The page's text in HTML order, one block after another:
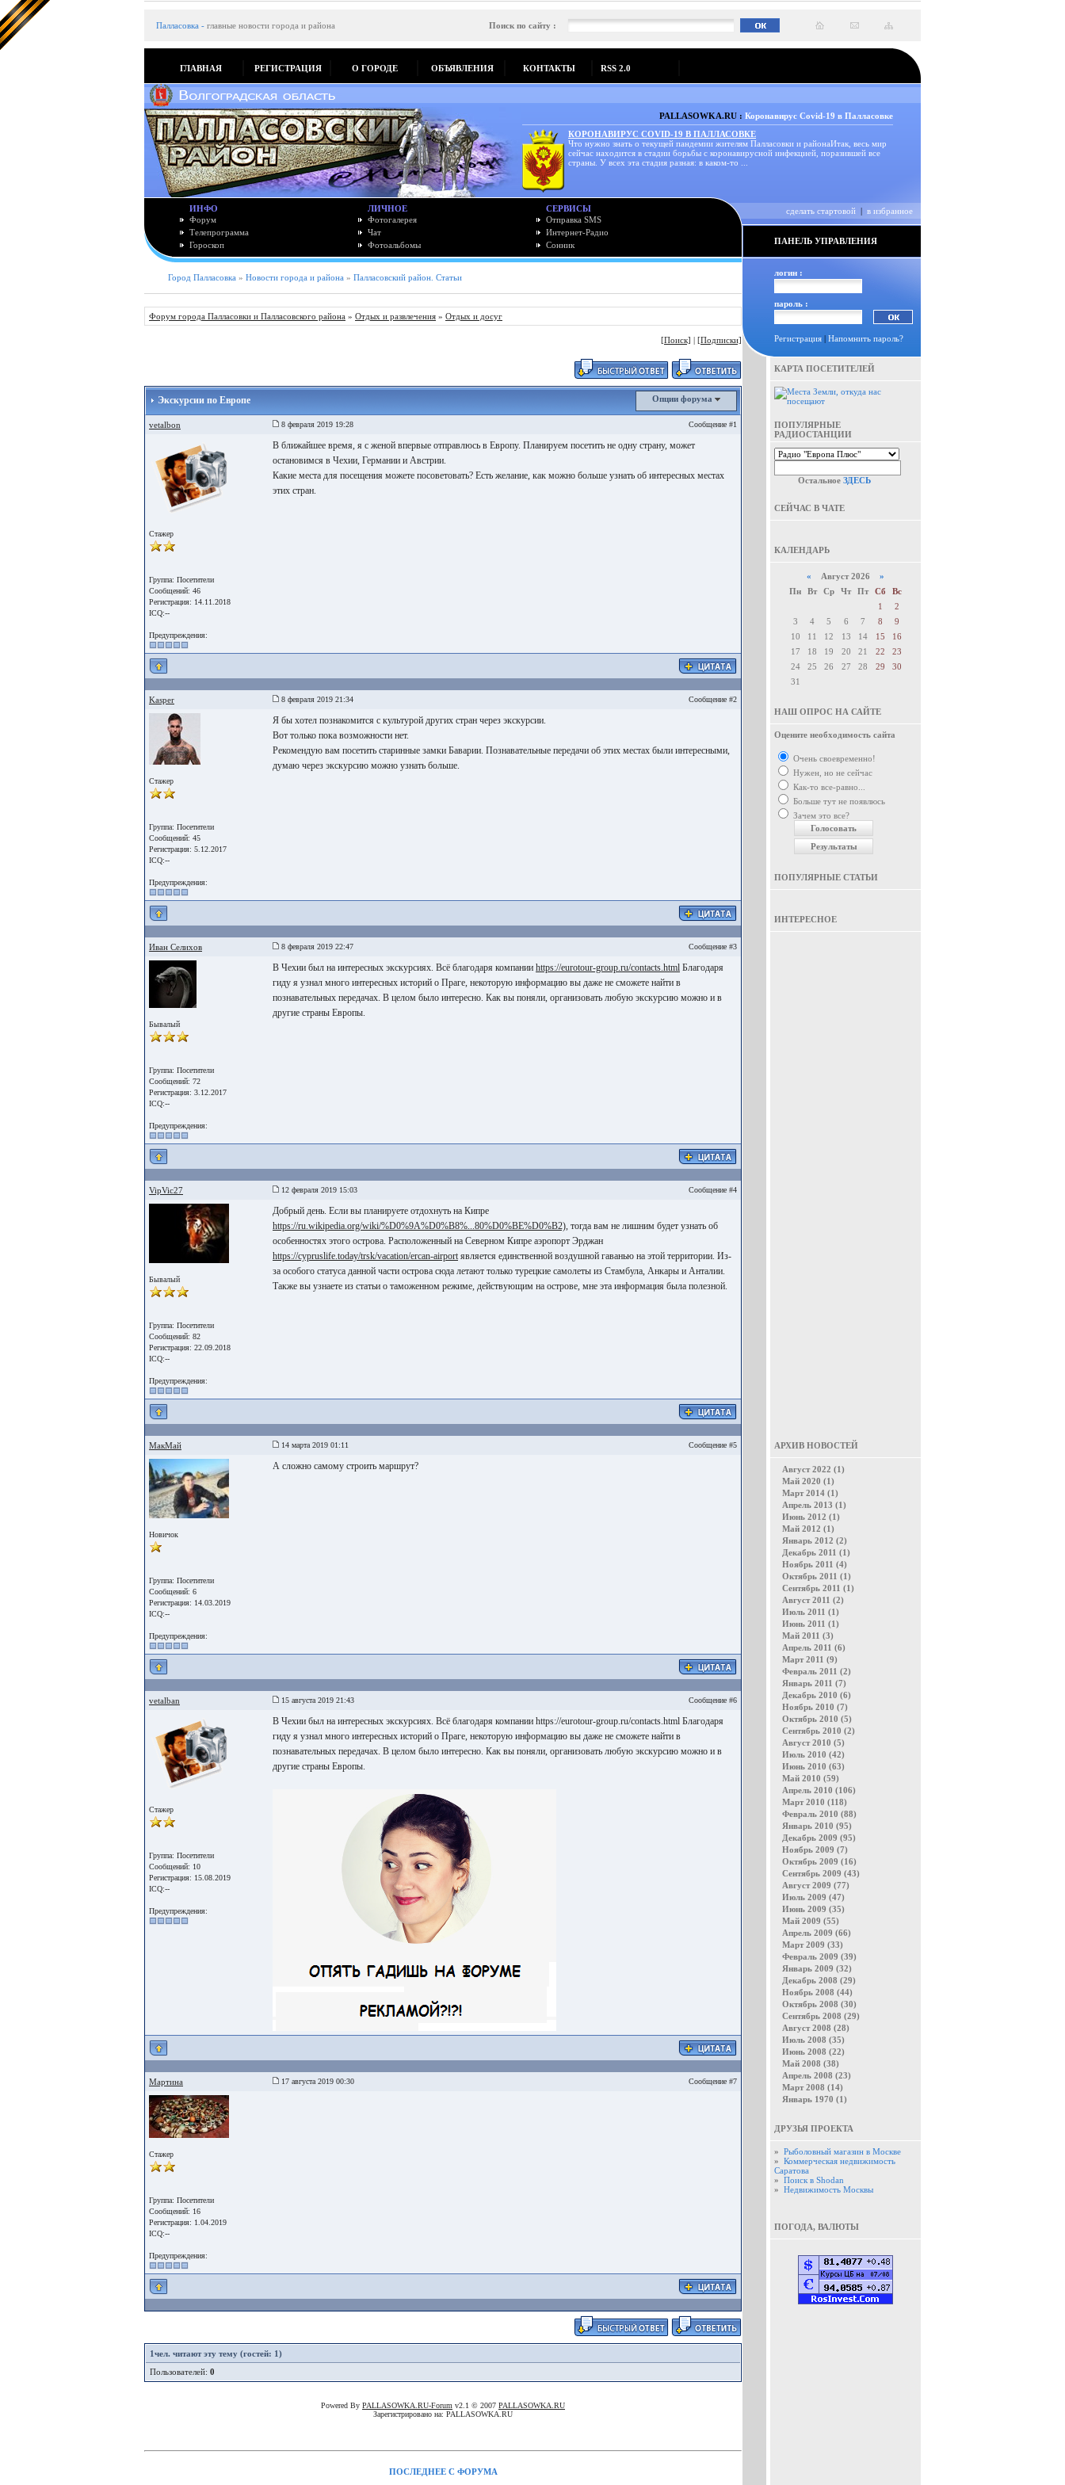
Палласовка - главные новости города и района Поиск по сайту :
ГЛАВНАЯ РЕГИСТРАЦИЯ О ГОРОДЕ ОБЪЯВЛЕНИЯ КОНТАКТЫ RSS 2.0
PALLASOWKA.RU : Коронавирус Covid-19 в Палласовке
КОРОНАВИРУС COVID-19 В ПАЛЛАСОВКЕ
Что нужно знать о текущей пандемии жителям Палласовки и районаИтак, весь мир
сейчас находится в стадии борьбы с коронавирусной инфекцией, поразившей все
страны. У всех эта стадия разная: в каком-то ...
ИНФО
Форум
Телепрограмма
Гороскоп
ЛИЧНОЕ
Фотогалерея
Чат
Фотоальбомы
СЕРВИСЫ
Отправка SMS
Интернет-Радио
Сонник
сделать стартовой | в избранное
ПАНЕЛЬ УПРАВЛЕНИЯ
Город Палласовка » Новости города и района » Палласовский район. Статьи
Форум города Палласовки и Палласовского района » Отдых и развлечения » Отдых и досуг
[Поиск] | [Подписки]
Экскурсии по Европе Опции форума
vetalbon 8 февраля 2019 19:28 Сообщение #1
Стажер
Группа: Посетители
Сообщений: 46
Регистрация: 14.11.2018
ICQ:--
Предупреждения:
В ближайшее время, я с женой впервые отправлюсь в Европу. Планируем посетить не одну страну, может
остановимся в Чехии, Германии и Австрии.
Какие места для посещения можете посоветовать? Есть желание, как можно больше узнать об интересных местах
этих стран.
Kasper 8 февраля 2019 21:34 Сообщение #2
Стажер
Группа: Посетители
Сообщений: 45
Регистрация: 5.12.2017
ICQ:--
Предупреждения:
Я бы хотел познакомится с культурой других стран через экскурсии.
Вот только пока возможности нет.
Рекомендую вам посетить старинные замки Баварии. Познавательные передачи об этих местах были интересными,
думаю через экскурсию можно узнать больше.
Иван Селихов 8 февраля 2019 22:47 Сообщение #3
Бывалый
Группа: Посетители
Сообщений: 72
Регистрация: 3.12.2017
ICQ:--
Предупреждения:
В Чехии был на интересных экскурсиях. Всё благодаря компании https://eurotour-group.ru/contacts.html Благодаря
гиду я узнал много интересных историй о Праге, некоторую информацию вы даже не сможете найти в
познавательных передачах. В целом было интересно. Как вы поняли, организовать любую экскурсию можно и в
другие страны Европы.
VipVic27 12 февраля 2019 15:03 Сообщение #4
Бывалый
Группа: Посетители
Сообщений: 82
Регистрация: 22.09.2018
ICQ:--
Предупреждения:
Добрый день. Если вы планируете отдохнуть на Кипре
https://ru.wikipedia.org/wiki/%D0%9A%D0%B8%...80%D0%BE%D0%B2), тогда вам не лишним будет узнать об
особенностях этого острова. Расположенный на Северном Кипре аэропорт Эрджан
https://cypruslife.today/trsk/vacation/ercan-airportявляется единственной воздушной гаванью на этой территории. Из-
за особого статуса данной части острова сюда летают только турецкие самолеты из Стамбула, Анкары и Анталии.
Также вы узнаете из статьи о таможенном режиме, действующим на острове, мне эта информация была полезной.
МакМай 14 марта 2019 01:11 Сообщение #5
Новичок
Группа: Посетители
Сообщений: 6
Регистрация: 14.03.2019
ICQ:--
Предупреждения:
А сложно самому строить маршрут?
vetalban 15 августа 2019 21:43 Сообщение #6
Стажер
Группа: Посетители
Сообщений: 10
Регистрация: 15.08.2019
ICQ:--
Предупреждения:
В Чехии был на интересных экскурсиях. Всё благодаря компании https://eurotour-group.ru/contacts.html Благодаря
гиду я узнал много интересных историй о Праге, некоторую информацию вы даже не сможете найти в
познавательных передачах. В целом было интересно. Как вы поняли, организовать любую экскурсию можно и в
другие страны Европы.
Мартина 17 августа 2019 00:30 Сообщение #7
Стажер
Группа: Посетители
Сообщений: 16
Регистрация: 1.04.2019
ICQ:--
Предупреждения:
1чел. читают эту тему (гостей: 1)
Пользователей: 0
Powered By PALLASOWKA.RU-Forum v2.1 © 2007 PALLASOWKA.RU
Зарегистрировано на: PALLASOWKA.RU
ПОСЛЕДНЕЕ С ФОРУМА
логин :
пароль :
Регистрация | Напомнить пароль?
КАРТА ПОСЕТИТЕЛЕЙ
ПОПУЛЯРНЫЕ
РАДИОСТАНЦИИ
Остальное ЗДЕСЬ
СЕЙЧАС В ЧАТЕ
КАЛЕНДАРЬ
« Август 2026 »
Пн
Вт Ср Чт Пт Сб
Вс
1
2
3
4 5 6 7 8
9
10
11 12 13 14 15
16
17
18 19 20 21 22
23
24
25 26 27 28 29
30
31
НАШ ОПРОС НА САЙТЕ
Оцените необходимость сайта
Очень своевременно!
Нужен, но не сейчас
Как-то все-равно...
Больше тут не появлюсь
Зачем это все?
ПОПУЛЯРНЫЕ СТАТЬИ
ИНТЕРЕСНОЕ
АРХИВ НОВОСТЕЙ
Август 2022 (1)
Май 2020 (1)
Март 2014 (1)
Апрель 2013 (1)
Июнь 2012 (1)
Май 2012 (1)
Январь 2012 (2)
Декабрь 2011 (1)
Ноябрь 2011 (4)
Октябрь 2011 (1)
Сентябрь 2011 (1)
Август 2011 (2)
Июль 2011 (1)
Июнь 2011 (1)
Май 2011 (3)
Апрель 2011 (6)
Март 2011 (9)
Февраль 2011 (2)
Январь 2011 (7)
Декабрь 2010 (6)
Ноябрь 2010 (7)
Октябрь 2010 (5)
Сентябрь 2010 (2)
Август 2010 (5)
Июль 2010 (42)
Июнь 2010 (63)
Май 2010 (59)
Апрель 2010 (106)
Март 2010 (118)
Февраль 2010 (88)
Январь 2010 (95)
Декабрь 2009 (95)
Ноябрь 2009 (7)
Октябрь 2009 (16)
Сентябрь 2009 (43)
Август 2009 (77)
Июль 2009 (47)
Июнь 2009 (35)
Май 2009 (55)
Апрель 2009 (66)
Март 2009 (33)
Февраль 2009 (39)
Январь 2009 (32)
Декабрь 2008 (29)
Ноябрь 2008 (44)
Октябрь 2008 (30)
Сентябрь 2008 (29)
Август 2008 (28)
Июль 2008 (35)
Июнь 2008 (22)
Май 2008 (38)
Апрель 2008 (23)
Март 2008 (14)
Январь 1970 (1)
ДРУЗЬЯ ПРОЕКТА
» Рыболовный магазин в Москве
» Коммерческая недвижимость
Саратова
» Поиск в Shodan
» Недвижимость Москвы
ПОГОДА, ВАЛЮТЫ